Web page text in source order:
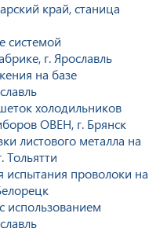
край, станица
системой
г. Ярославль
на базе
холодильников
ОВЕН, г. Брянск
листового металла на
Тольятти
проволоки на
использованием